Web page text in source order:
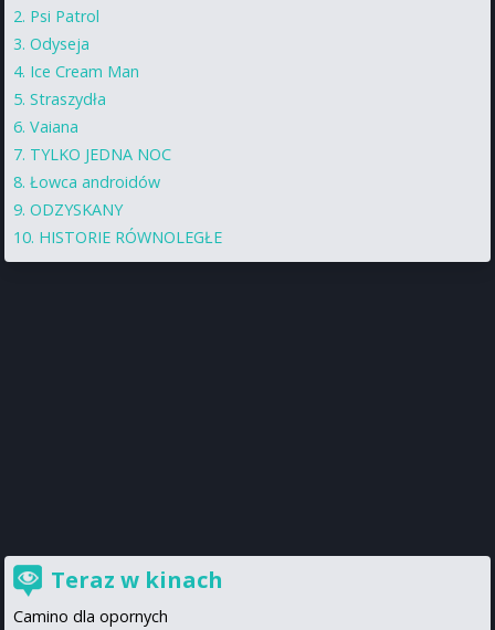
Psi Patrol
Odyseja
Ice Cream Man
Straszydła
Vaiana
TYLKO JEDNA NOC
Łowca androidów
ODZYSKANY
HISTORIE RÓWNOLEGŁE
Teraz w kinach
Camino dla opornych